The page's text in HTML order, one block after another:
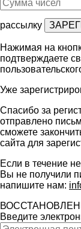
рассылку
Нажимая на
подтверждаете
Уже
Спасибо за
отправлено
сможете
сайта для
Если в течение
Вы не получили
напишите нам:
Введите